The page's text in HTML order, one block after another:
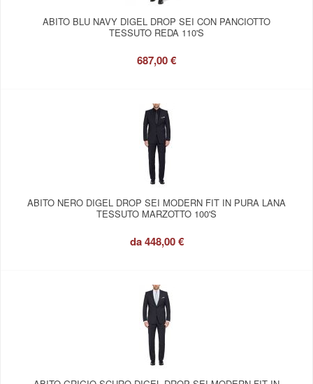
ABITO BLU NAVY DIGEL DROP SEI CON PANCIOTTO
TESSUTO REDA 110'S
687,00 €
ABITO NERO DIGEL DROP SEI MODERN FIT IN PURA LANA
TESSUTO MARZOTTO 100'S
da448,00 €